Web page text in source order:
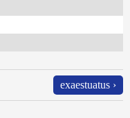
exaestuatus ›